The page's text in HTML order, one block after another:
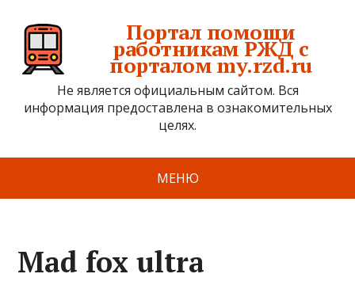
Портал помощи
работникам РЖД с
порталом my.rzd.ru
Не является официальным сайтом. Вся
информация предоставлена в ознакомительных
целях.
МЕНЮ
Mad fox ultra